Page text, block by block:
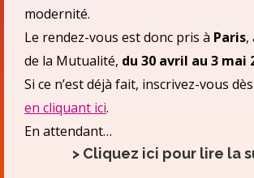
modernité.
Le rendez-vous est donc pris à Paris,
de la Mutualité, du 30 avril au 3 mai
Si ce n’est déjà fait, inscrivez-vous
en cliquant ici.
En attendant…
> Cliquez ici pour lire la